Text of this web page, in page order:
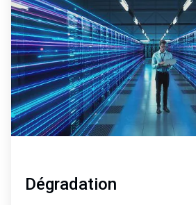
de
3
Dégradation